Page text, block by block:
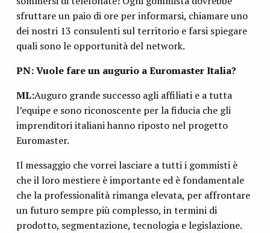
sfruttare un paio di ore per informarsi, chiamare uno
dei nostri 13 consulenti sul territorio e farsi spiegare
quali sono le opportunità del network.
PN: Vuole fare un augurio a Euromaster Italia?
ML:Auguro grande successo agli affiliati e a tutta
l’equipe e sono riconoscente per la fiducia che gli
imprenditori italiani hanno riposto nel progetto
Euromaster.
Il messaggio che vorrei lasciare a tutti i gommisti è
che il loro mestiere è importante ed è fondamentale
che la professionalità rimanga elevata, per affrontare
un futuro sempre più complesso, in termini di
prodotto, segmentazione, tecnologia e legislazione.